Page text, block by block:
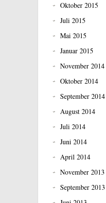
Oktober 2015
Juli 2015
Mai 2015
Januar 2015
November 2014
Oktober 2014
September 2014
August 2014
Juli 2014
Juni 2014
April 2014
November 2013
September 2013